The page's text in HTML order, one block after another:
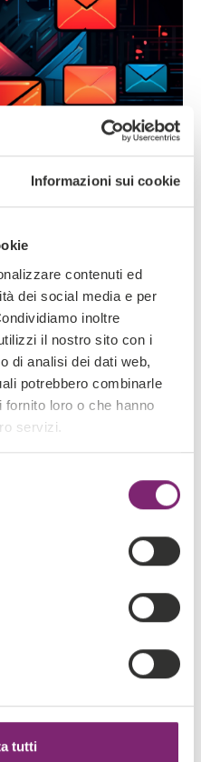
Informazioni sui cookie
contenuti ed
dei social media e per
inoltre
il nostro sito con i
di analisi dei dati web,
potrebbero combinarle
loro o che hanno
servizi.
tutti
e come